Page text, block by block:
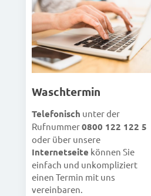
Waschtermin
Telefonisch unter der
Rufnummer0800 122 122 5
oder über unsere
Internetseite können Sie
einfach und unkompliziert
einen Termin mit uns
vereinbaren.